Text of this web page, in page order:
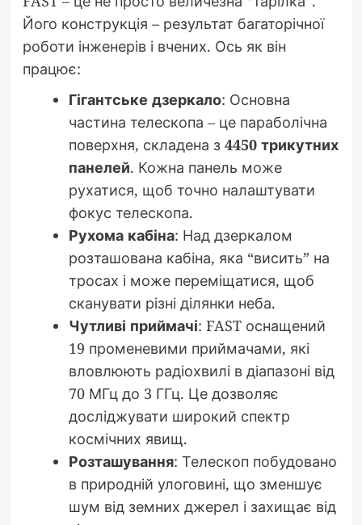
Його конструкція – результат багаторічної
роботи інженерів і вчених. Ось як він
працює:
Гігантське дзеркало: Основна
частина телескопа – це параболічна
поверхня, складена з 4450 трикутних
панелей. Кожна панель може
рухатися, щоб точно налаштувати
фокус телескопа.
Рухома кабіна: Над дзеркалом
розташована кабіна, яка “висить” на
тросах і може переміщатися, щоб
сканувати різні ділянки неба.
Чутливі приймачі: FAST оснащений
19 променевими приймачами, які
вловлюють радіохвилі в діапазоні від
70 МГц до 3 ГГц. Це дозволяє
досліджувати широкий спектр
космічних явищ.
Розташування: Телескоп побудовано
в природній улоговині, що зменшує
шум від земних джерел і захищає від